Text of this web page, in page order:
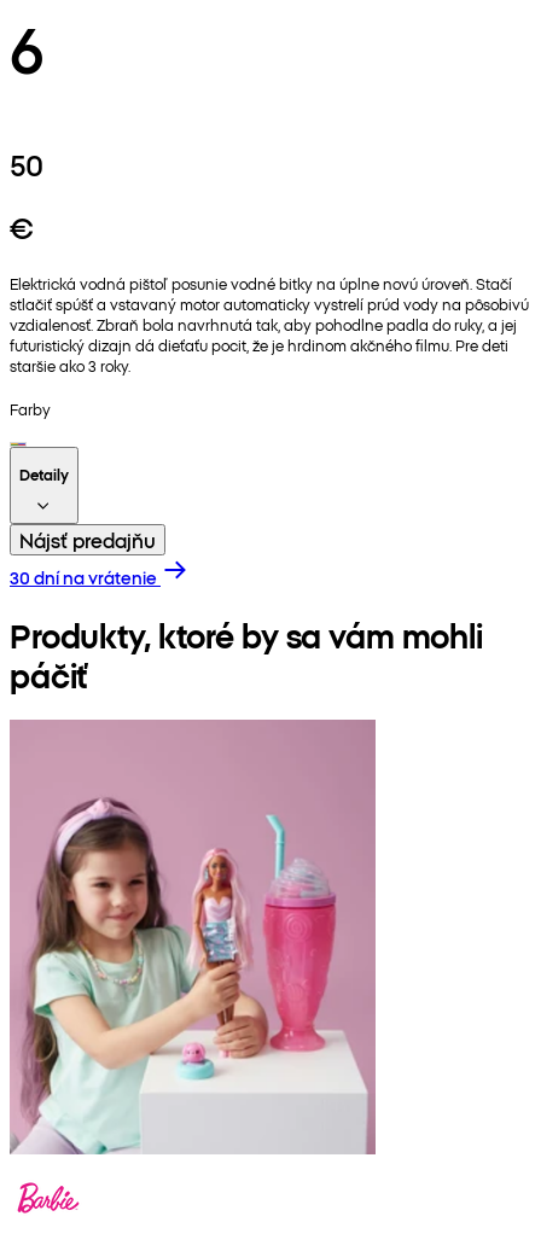
6
50
€
Elektrická vodná pištoľ posunie vodné bitky na úplne novú úroveň. Stačí
stlačiť spúšť a vstavaný motor automaticky vystrelí prúd vody na pôsobivú
vzdialenosť. Zbraň bola navrhnutá tak, aby pohodlne padla do ruky, a jej
futuristický dizajn dá dieťaťu pocit, že je hrdinom akčného filmu. Pre deti
staršie ako 3 roky.
Farby
Detaily
Nájsť predajňu
30 dní na vrátenie
Produkty, ktoré by sa vám mohli
páčiť